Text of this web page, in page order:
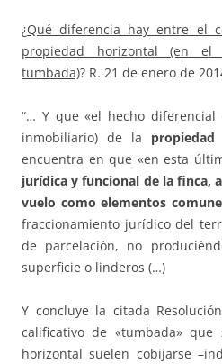
¿Qué diferencia hay entre el
propiedad horizontal (en
tumbada)? R. 21 de enero de
“… Y que «el hecho
inmobiliario) de la
encuentra en que «en esta
jurídica y funcional de la finca,
vuelo como elementos
fraccionamiento jurídico del
de parcelación, no
superficie o linderos (…)
Y concluye la citada
calificativo de «tumbada»
horizontal suelen cobijarse